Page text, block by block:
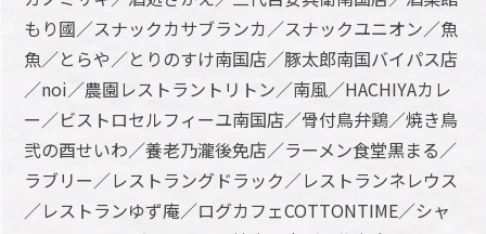
もり國／スナックカサブランカ／スナックユニオン／魚
魚／とらや／とりのすけ南国店／豚太郎南国バイパス店
／noi／農園レストラントリトン／南風／HACHIYAカレ
ー／ビストロセルフィーユ南国店／骨付鳥弁鶏／焼き鳥
弐の酉せいわ／養老乃瀧後免店／ラーメン食堂黒まる／
ラブリー／レストラングドラック／レストランネレウス
／レストランゆず庵／ログカフェCOTTONTIME／シャ